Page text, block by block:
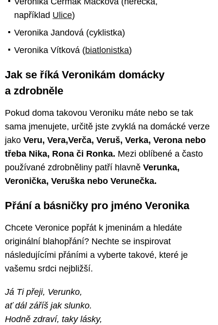
například Ulice)
Veronika Jandová (cyklistka)
Veronika Vítková (biatlonistka)
Jak se říká Veronikám domácky
a zdrobněle
Pokud doma takovou Veroniku máte nebo se tak
sama jmenujete, určitě jste zvyklá na domácké verze
jako Veru, Vera,Verča, Veruš, Verka, Verona nebo
třeba Nika, Rona či Ronka. Mezi oblíbené a často
používané zdrobněliny patří hlavně Verunka,
Veronička, Veruška nebo Verunečka.
Přání a básničky pro jméno Veronika
Chcete Veronice popřát k jmeninám a hledáte
originální blahopřání? Nechte se inspirovat
následujícími přáními a vyberte takové, které je
vašemu srdci nejbližší.
Já Ti přeji, Verunko,
ať dál záříš jak slunko.
Hodně zdraví, taky lásky,